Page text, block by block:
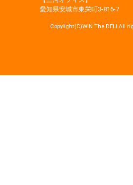
愛知県安城市東栄町3‐816‐7
Copylight(C)WIN The DELI All